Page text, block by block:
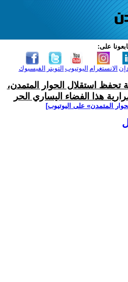
على:
الفيسبوك التويتر اليوتيوب الانستغرام
تحفظ استقلال الحوار المتمدن،
هذا الفضاء اليساري الحر
المتمدن» على اليوتيوب]